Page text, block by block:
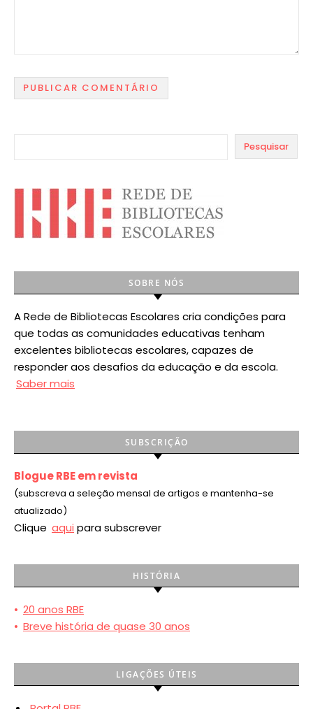
Pesquisar
SOBRE NÓS
A Rede de Bibliotecas Escolares cria condições para
que todas as comunidades educativas tenham
excelentes bibliotecas escolares, capazes de
responder aos desafios da educação e da escola.
Saber mais
SUBSCRIÇÃO
Blogue RBE em revista
(subscreva a seleção mensal de artigos e mantenha-se
atualizado)
Clique aqui para subscrever
HISTÓRIA
• 20 anos RBE
• Breve história de quase 30 anos
LIGAÇÕES ÚTEIS